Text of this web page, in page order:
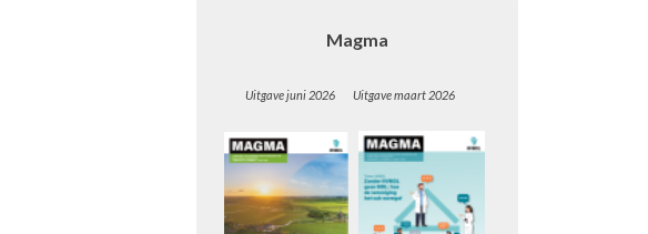
Magma
Uitgave juni 2026 Uitgave maart 2026